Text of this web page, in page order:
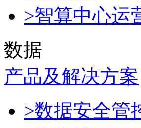
>智算中心运
数据
产品及解决方案
>数据安全管